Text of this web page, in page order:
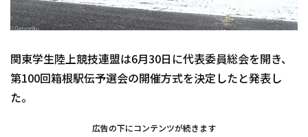
関東学生陸上競技連盟は6月30日に代表委員総会を開き、
第100回箱根駅伝予選会の開催方式を決定したと発表し
た。
広告の下にコンテンツが続きます